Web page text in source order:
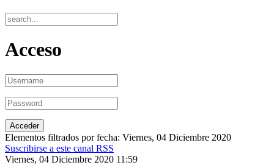
Acceso
Elementos filtrados por fecha: Viernes, 04 Diciembre 2020
Suscribirse a este canal RSS
Viernes, 04 Diciembre 2020 11:59